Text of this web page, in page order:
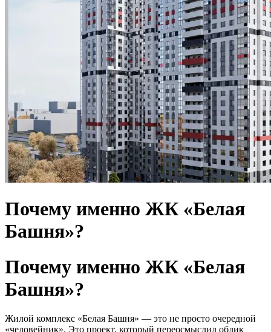
Почему именно ЖК «Белая
Башня»?
Почему именно ЖК «Белая
Башня»?
Жилой комплекс «Белая Башня» — это не просто очередной
«человейник». Это проект, который переосмыслил облик